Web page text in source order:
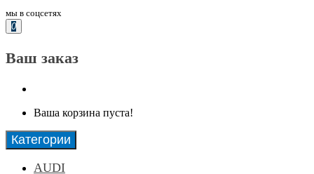
мы в соцсетях
0
Ваш заказ
Ваша корзина пуста!
Категории
AUDI